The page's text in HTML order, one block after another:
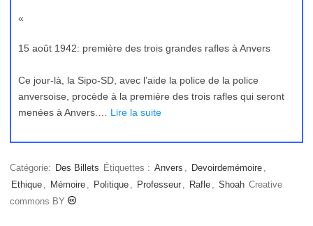
«
15 août 1942: première des trois grandes rafles à Anvers
Ce jour-là, la Sipo-SD, avec l’aide la police de la police
anversoise, procède à la première des trois rafles qui seront
menées à Anvers.… Lire la suite
Catégorie: Des Billets Étiquettes : Anvers , Devoirdemémoire ,
Ethique , Mémoire , Politique , Professeur , Rafle , Shoah Creative
commons BY